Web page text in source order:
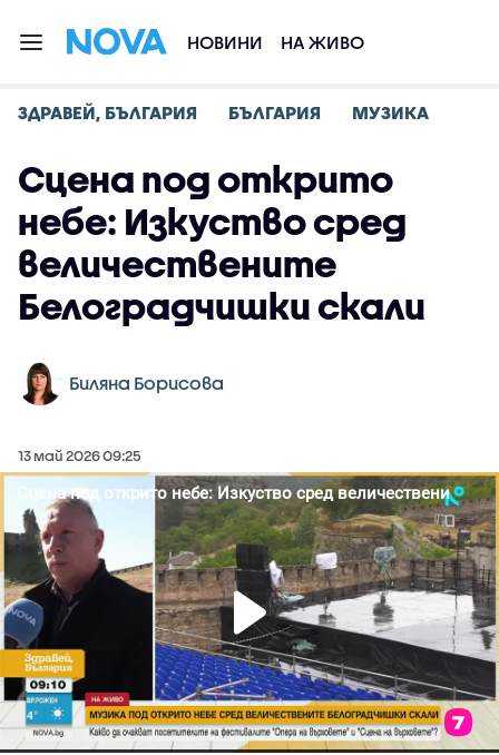
НОВИНИ НА ЖИВО
ЗДРАВЕЙ, БЪЛГАРИЯ БЪЛГАРИЯ МУЗИКА
Сцена под открито
небе: Изкуство сред
величествените
Белоградчишки скали
Биляна Борисова
13 май 2026 09:25